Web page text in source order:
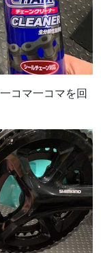
コマ一コマを回